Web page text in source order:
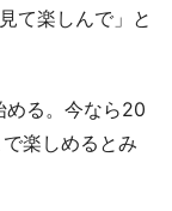
て楽しんで」と
る。今なら20
楽しめるとみ